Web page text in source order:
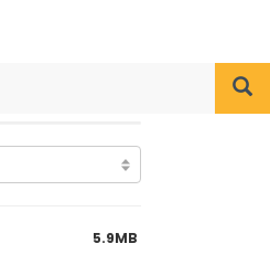
5.9MB